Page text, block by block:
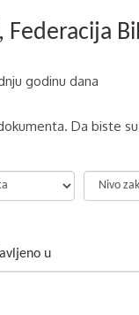
godinu dana
Da biste
u